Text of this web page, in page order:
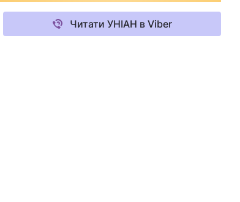
Читати УНІАН в Viber